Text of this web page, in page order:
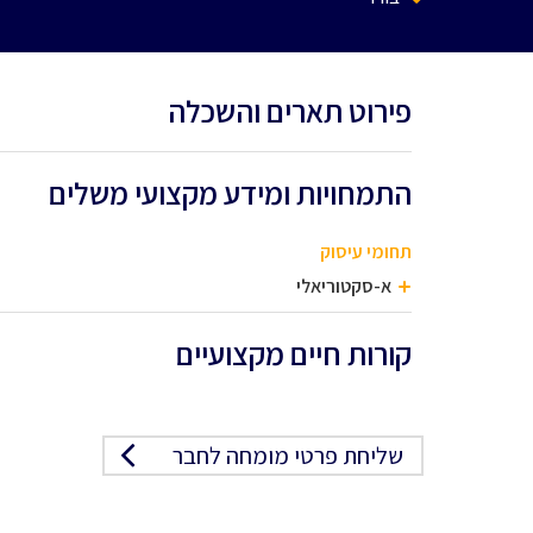
פירוט תארים והשכלה
התמחויות ומידע מקצועי משלים
תחומי עיסוק
א-סקטוריאלי
קורות חיים מקצועיים
שליחת פרטי מומחה לחבר